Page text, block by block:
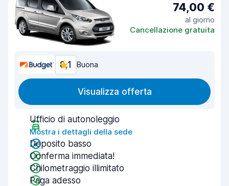
74,00 €
al giorno
Cancellazione gratuita
8,1 Buona
Visualizza offerta
Ufficio di autonoleggio
Mostra i dettagli della sede
Deposito basso
Conferma immediata!
Chilometraggio illimitato
Paga adesso